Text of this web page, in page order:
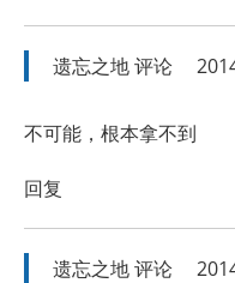
遗忘之地评论
不可能，根本拿不到
回复
遗忘之地评论